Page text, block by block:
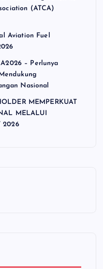
(ATCA)
Aviation Fuel
– Perlunya
Nasional
MEMPERKUAT
MELALUI
2026